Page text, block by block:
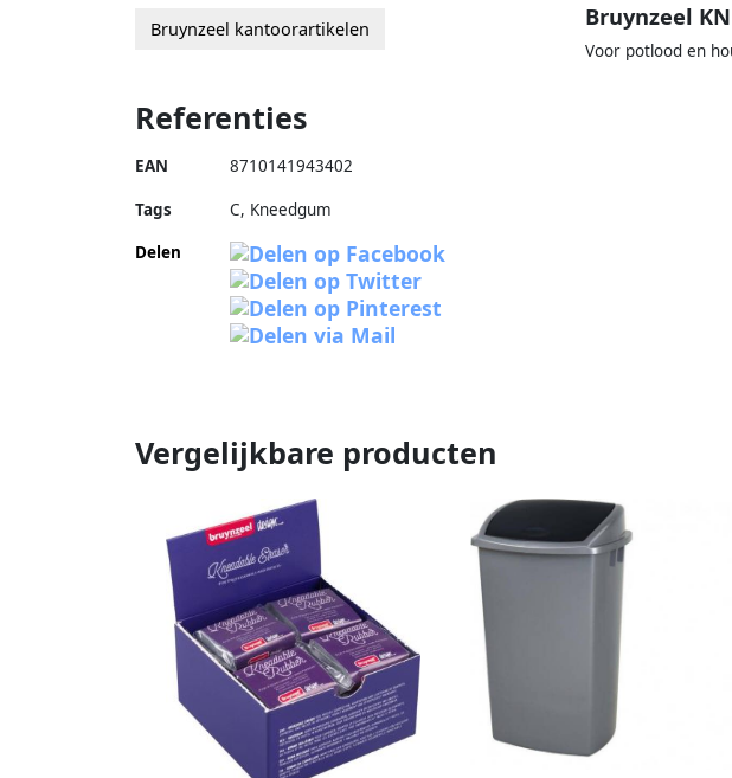
Bruynzeel
Voor potlood en
Bruynzeel kantoorartikelen
Referenties
EAN 8710141943402
Tags
C, Kneedgum
Delen
Vergelijkbare producten